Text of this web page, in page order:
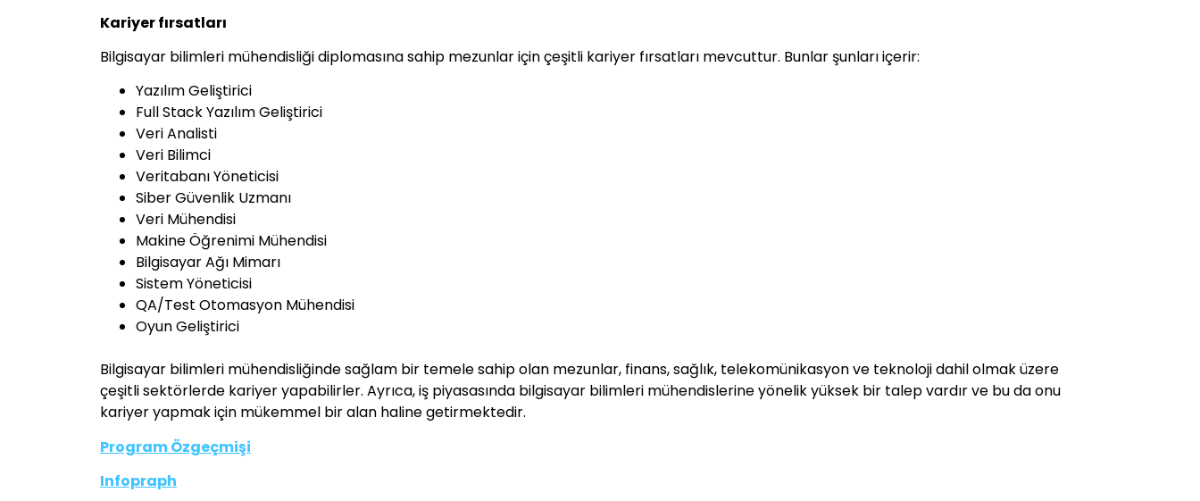
Kariyer fırsatları
Bilgisayar bilimleri mühendisliği diplomasına sahip mezunlar için çeşitli kariyer fırsatları mevcuttur. Bunlar şunları içerir:
Yazılım Geliştirici
Full Stack Yazılım Geliştirici
Veri Analisti
Veri Bilimci
Veritabanı Yöneticisi
Siber Güvenlik Uzmanı
Veri Mühendisi
Makine Öğrenimi Mühendisi
Bilgisayar Ağı Mimarı
Sistem Yöneticisi
QA/Test Otomasyon Mühendisi
Oyun Geliştirici
Bilgisayar bilimleri mühendisliğinde sağlam bir temele sahip olan mezunlar, finans, sağlık, telekomünikasyon ve teknoloji dahil olmak üzere
çeşitli sektörlerde kariyer yapabilirler. Ayrıca, iş piyasasında bilgisayar bilimleri mühendislerine yönelik yüksek bir talep vardır ve bu da onu
kariyer yapmak için mükemmel bir alan haline getirmektedir.
Program Özgeçmişi
Infopraph